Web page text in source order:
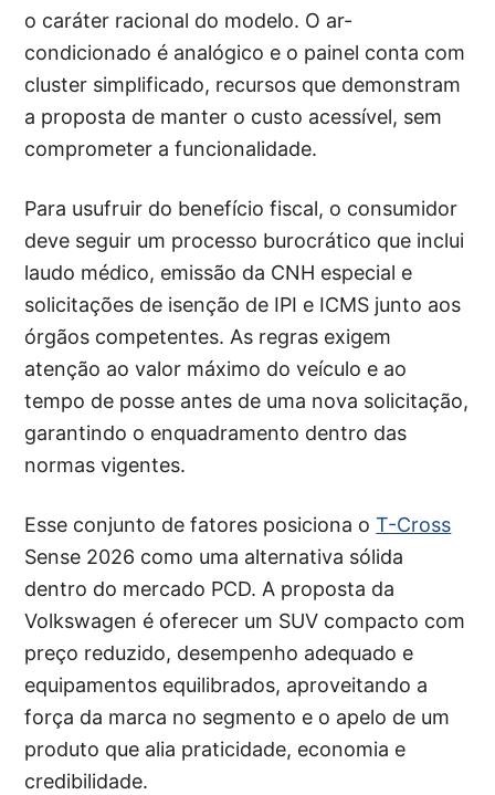
o caráter racional do modelo. O ar-
condicionado é analógico e o painel conta com
cluster simplificado, recursos que demonstram
a proposta de manter o custo acessível, sem
comprometer a funcionalidade.
Para usufruir do benefício fiscal, o consumidor
deve seguir um processo burocrático que inclui
laudo médico, emissão da CNH especial e
solicitações de isenção de IPI e ICMS junto aos
órgãos competentes. As regras exigem
atenção ao valor máximo do veículo e ao
tempo de posse antes de uma nova solicitação,
garantindo o enquadramento dentro das
normas vigentes.
Esse conjunto de fatores posiciona oT-Cross
Sense 2026 como uma alternativa sólida
dentro do mercado PCD. A proposta da
Volkswagen é oferecer um SUV compacto com
preço reduzido, desempenho adequado e
equipamentos equilibrados, aproveitando a
força da marca no segmento e o apelo de um
produto que alia praticidade, economia e
credibilidade.